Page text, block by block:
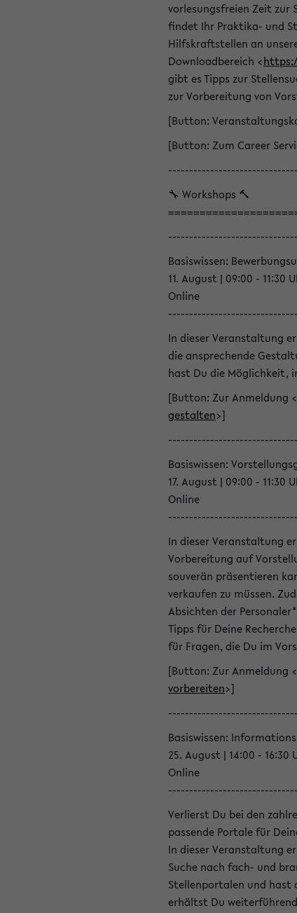
vorlesungsfreien Zeit zur
findet Ihr Praktika- und
Hilfskraftstellen an
Downloadbereich <
gibt es Tipps zur
zur Vorbereitung von
[Button:
[Button: Zum Career
🔧 Workshops 🔨
Basiswissen:
11. August | 09:00 - 11:30
Online
In dieser Veranstaltung
die ansprechende
hast Du die Möglichkeit,
[Button: Zur Anmeldung <
gestalten>]
Basiswissen:
17. August | 09:00 - 11:30
Online
In dieser Veranstaltung
Vorbereitung auf
souverän präsentieren
verkaufen zu müssen.
Absichten der
Tipps für Deine
für Fragen, die Du im
[Button: Zur Anmeldung <
vorbereiten>]
Basiswissen:
25. August | 14:00 - 16:30
Online
Verlierst Du bei den
passende Portale für
In dieser Veranstaltung
Suche nach fach- und
Stellenportalen und hast
erhältst Du